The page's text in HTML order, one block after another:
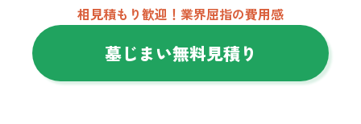
相見積もり歓迎！業界屈指の費用感
墓じまい無料見積り